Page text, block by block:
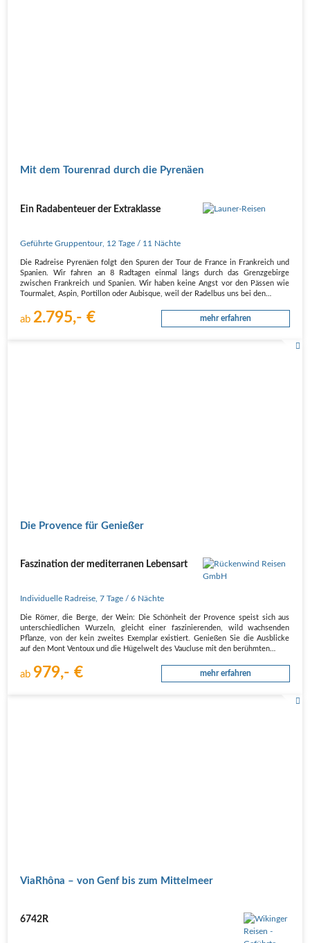
Mit dem Tourenrad durch die Pyrenäen
Ein Radabenteuer der Extraklasse
Geführte Gruppentour, 12 Tage / 11 Nächte
Die Radreise Pyrenäen folgt den Spuren der Tour de France in Frankreich und
Spanien. Wir fahren an 8 Radtagen einmal längs durch das Grenzgebirge
zwischen Frankreich und Spanien. Wir haben keine Angst vor den Pässen wie
Tourmalet, Aspin, Portillon oder Aubisque, weil der Radelbus uns bei den…
ab2.795,- € mehr erfahren
Die Provence für Genießer
Faszination der mediterranen Lebensart
Individuelle Radreise,7 Tage/ 6 Nächte
Die Römer, die Berge, der Wein: Die Schönheit der Provence speist sich aus
unterschiedlichen Wurzeln, gleicht einer faszinierenden, wild wachsenden
Pflanze, von der kein zweites Exemplar existiert. Genießen Sie die Ausblicke
auf den Mont Ventoux und die Hügelwelt des Vaucluse mit den berühmten…
ab 979,- € mehr erfahren
ViaRhôna – von Genf bis zum Mittelmeer
6742R